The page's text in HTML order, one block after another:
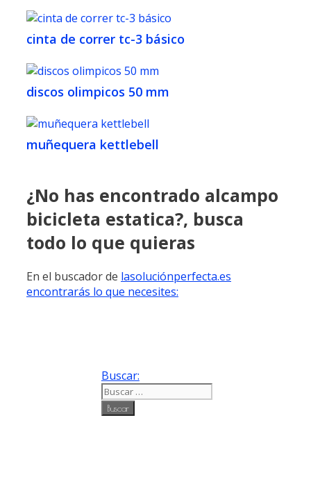
cinta de correr tc-3 básico
discos olimpicos 50 mm
muñequera kettlebell
¿No has encontrado alcampo
bicicleta estatica?, busca
todo lo que quieras
En el buscador de lasoluciónperfecta.es
encontrarás lo que necesites:
Buscar: